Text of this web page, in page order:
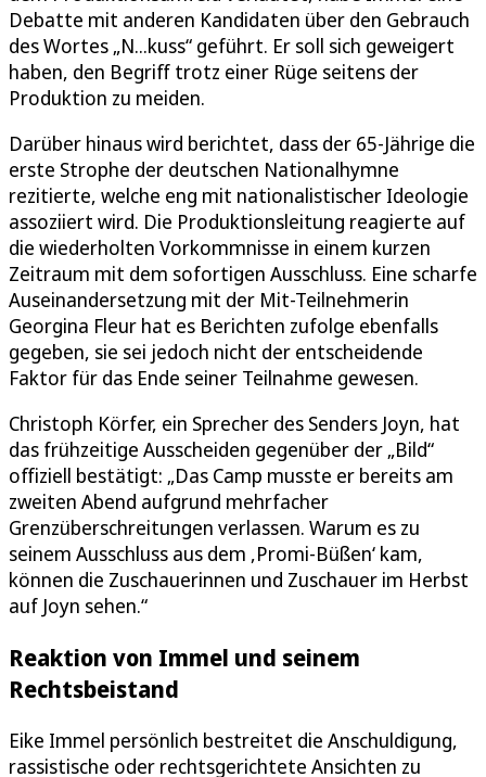
Debatte mit anderen Kandidaten über den Gebrauch
des Wortes „N...kuss“ geführt. Er soll sich geweigert
haben, den Begriff trotz einer Rüge seitens der
Produktion zu meiden.
Darüber hinaus wird berichtet, dass der 65-Jährige die
erste Strophe der deutschen Nationalhymne
rezitierte, welche eng mit nationalistischer Ideologie
assoziiert wird. Die Produktionsleitung reagierte auf
die wiederholten Vorkommnisse in einem kurzen
Zeitraum mit dem sofortigen Ausschluss. Eine scharfe
Auseinandersetzung mit der Mit-Teilnehmerin
Georgina Fleur hat es Berichten zufolge ebenfalls
gegeben, sie sei jedoch nicht der entscheidende
Faktor für das Ende seiner Teilnahme gewesen.
Christoph Körfer, ein Sprecher des Senders Joyn, hat
das frühzeitige Ausscheiden gegenüber der „Bild“
offiziell bestätigt: „Das Camp musste er bereits am
zweiten Abend aufgrund mehrfacher
Grenzüberschreitungen verlassen. Warum es zu
seinem Ausschluss aus dem ,Promi-Büßen‘ kam,
können die Zuschauerinnen und Zuschauer im Herbst
auf Joyn sehen.“
Reaktion von Immel und seinem
Rechtsbeistand
Eike Immel persönlich bestreitet die Anschuldigung,
rassistische oder rechtsgerichtete Ansichten zu